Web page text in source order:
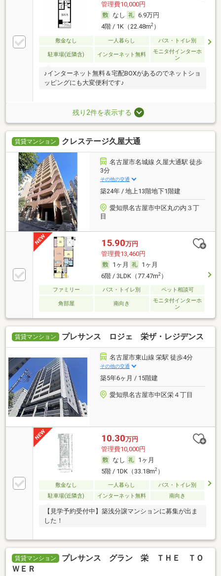
管理費10,000円
なし
6.9万円
4階 / 1K（22.48m2）
敷金なし 一人暮らし バス・トイレ別
駐車場(近隣含) インターネット無料
モニタ付インターホ
ン
♪インターネット無料＆宅配BOXがあるのでネットショ
ッピングにも大変便利です♪
残り2件を表示する
賃貸マンション クレステージ久屋大通
名古屋市名城線 久屋大通駅 徒歩
3分
その他の交通
築24年 / 地上13階地下1階建
愛知県名古屋市中区丸の内３丁
目
15.90万円
管理費13,460円
1ヶ月
1ヶ月
6階 / 3LDK（77.47m2）
ファミリー バス・トイレ別 ペット相談可
角部屋 南向き
モニタ付インターホ
ン
賃貸マンション プレサンス ロジェ 栄ザ・レジデンス
名古屋市東山線 栄駅 徒歩4分
その他の交通
築5年6ヶ月 / 15階建
愛知県名古屋市中区栄４丁目
10.30万円
管理費10,000円
なし
1ヶ月
5階 / 1DK（33.18m2）
敷金なし 一人暮らし
バス・トイレ別
駐車場(近隣含)
インターネット無料 南向き
【見学予約受付中】築浅分譲マンションに募集が出ま
した！
賃貸マンション
プレサンス グラン 栄 ＴＨＥ ＴＯ
ＷＥＲ